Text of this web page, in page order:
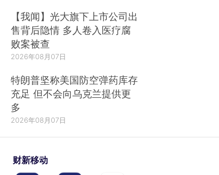
【我闻】光大旗下上市公司出
售背后隐情 多人卷入医疗腐
败案被查
2026年08月07日
特朗普坚称美国防空弹药库存
充足 但不会向乌克兰提供更
多
2026年08月07日
财新移动